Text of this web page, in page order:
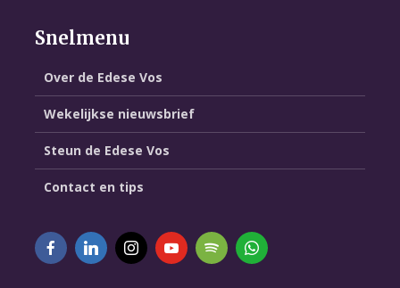
Snelmenu
Over de Edese Vos
Wekelijkse nieuwsbrief
Steun de Edese Vos
Contact en tips